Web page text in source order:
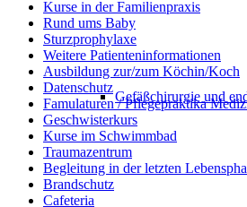
Gefäßchirurgie und
Kurse in der Familienpraxis
Rund ums Baby
Sturzprophylaxe
Weitere Patienteninformationen
Ausbildung zur/zum Köchin/Koch
Datenschutz
Famulaturen / Pflegepraktika
Geschwisterkurs
Kurse im Schwimmbad
Traumazentrum
Begleitung in der letzten
Brandschutz
Cafeteria